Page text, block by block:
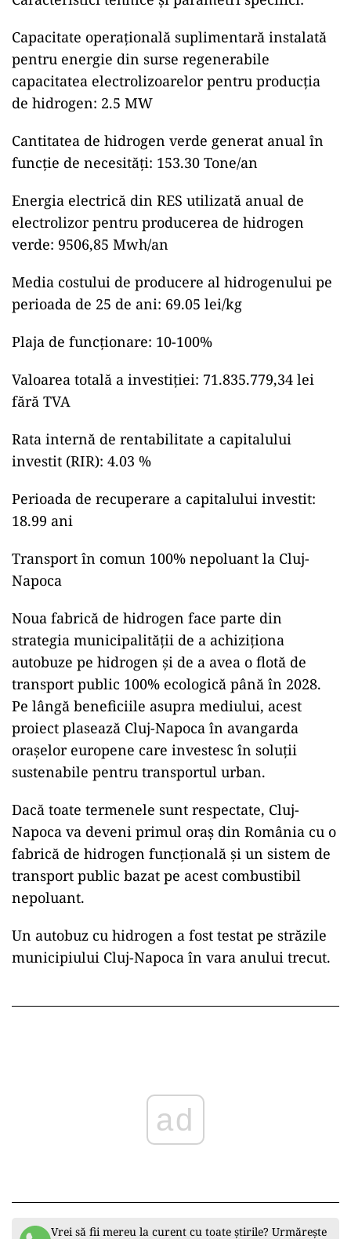
Capacitate operațională suplimentară instalată
pentru energie din surse regenerabile
capacitatea electrolizoarelor pentru producția
de hidrogen: 2.5 MW
Cantitatea de hidrogen verde generat anual în
funcție de necesități: 153.30 Tone/an
Energia electrică din RES utilizată anual de
electrolizor pentru producerea de hidrogen
verde: 9506,85 Mwh/an
Media costului de producere al hidrogenului pe
perioada de 25 de ani: 69.05 lei/kg
Plaja de funcționare: 10-100%
Valoarea totală a investiției: 71.835.779,34 lei
fără TVA
Rata internă de rentabilitate a capitalului
investit (RIR): 4.03 %
Perioada de recuperare a capitalului investit:
18.99 ani
Transport în comun 100% nepoluant la Cluj-
Napoca
Noua fabrică de hidrogen face parte din
strategia municipalității de a achiziționa
autobuze pe hidrogen și de a avea o flotă de
transport public 100% ecologică până în 2028.
Pe lângă beneficiile asupra mediului, acest
proiect plasează Cluj-Napoca în avangarda
orașelor europene care investesc în soluții
sustenabile pentru transportul urban.
Dacă toate termenele sunt respectate, Cluj-
Napoca va deveni primul oraș din România cu o
fabrică de hidrogen funcțională și un sistem de
transport public bazat pe acest combustibil
nepoluant.
Un autobuz cu hidrogen a fost testat pe străzile
municipiului Cluj-Napoca în vara anului trecut.
ad
Vrei să fii mereu la curent cu toate știrile? Urmărește